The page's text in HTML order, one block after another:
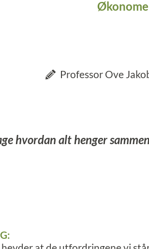
Professor Ove
hvordan alt henger